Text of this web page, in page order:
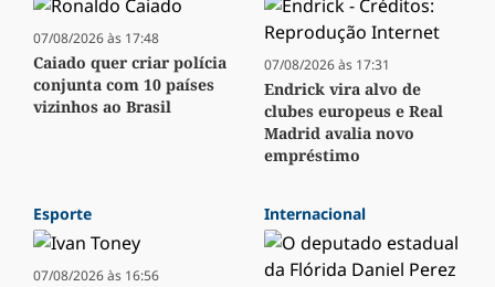
07/08/2026 às 17:48
Caiado quer criar polícia
conjunta com 10 países
vizinhos ao Brasil
07/08/2026 às 17:31
Endrick vira alvo de
clubes europeus e Real
Madrid avalia novo
empréstimo
Esporte
07/08/2026 às 16:56
Internacional